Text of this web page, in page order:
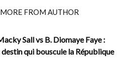
MORE FROM AUTHOR
Sall vs B. Diomaye Faye :
destin qui bouscule la République